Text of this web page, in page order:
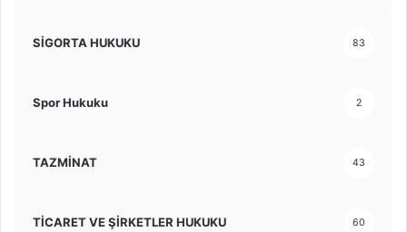
SİGORTA HUKUKU 83
Spor Hukuku 2
TAZMİNAT 43
TİCARET VE ŞİRKETLER HUKUKU 60